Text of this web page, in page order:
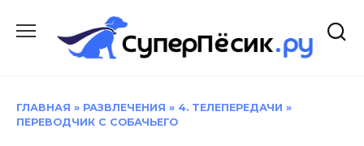
содержанию
ГЛАВНАЯ » РАЗВЛЕЧЕНИЯ » 4. ТЕЛЕПЕРЕДАЧИ »
ПЕРЕВОДЧИК С СОБАЧЬЕГО